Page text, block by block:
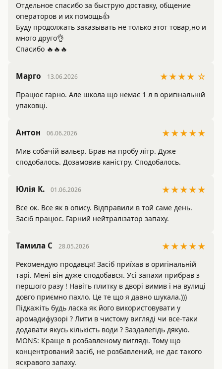
Отдельное спасибо за быструю доставку, общение
операторов и их помощь👍
Буду продолжать заказывать не только этот товар,но и
много друго👌
Марго 13.06.2026 ★★★★ ☆
Працює гарно. Але школа що немає 1 л в оригінальній
упаковці.
Антон 06.06.2026 ★★★★★
Мив собачій вальєр. Брав на пробу літр. Дуже
сподобалось. Дозамовив каністру. Сподобалось.
Юлія К. 01.06.2026 ★★★★★
Все ок. Все як в опису. Відправили в той саме день.
Засіб працює. Гарний нейтралізатор запаху.
Тамила С 28.05.2026 ★★★★★
Рекомендую продавця! Засіб приїхав в оригінальній
тарі. Мені він дуже сподобався. Усі запахи прибрав з
першого разу ! Навіть плитку в дворі вимив і на вулиці
довго приємно пахло. Це те що я давно шукала.)))
Підкажіть будь ласка як його використовувати у
аромадифузорі ? Лити в чистому вигляді чи все-таки
додавати якусь кількість води ? Заздалегідь дякую.
MONS: Краще в розбавленому вигляді. Тому що
концентрований засіб, не розбавлений, не дає такого
яскравого запаху.